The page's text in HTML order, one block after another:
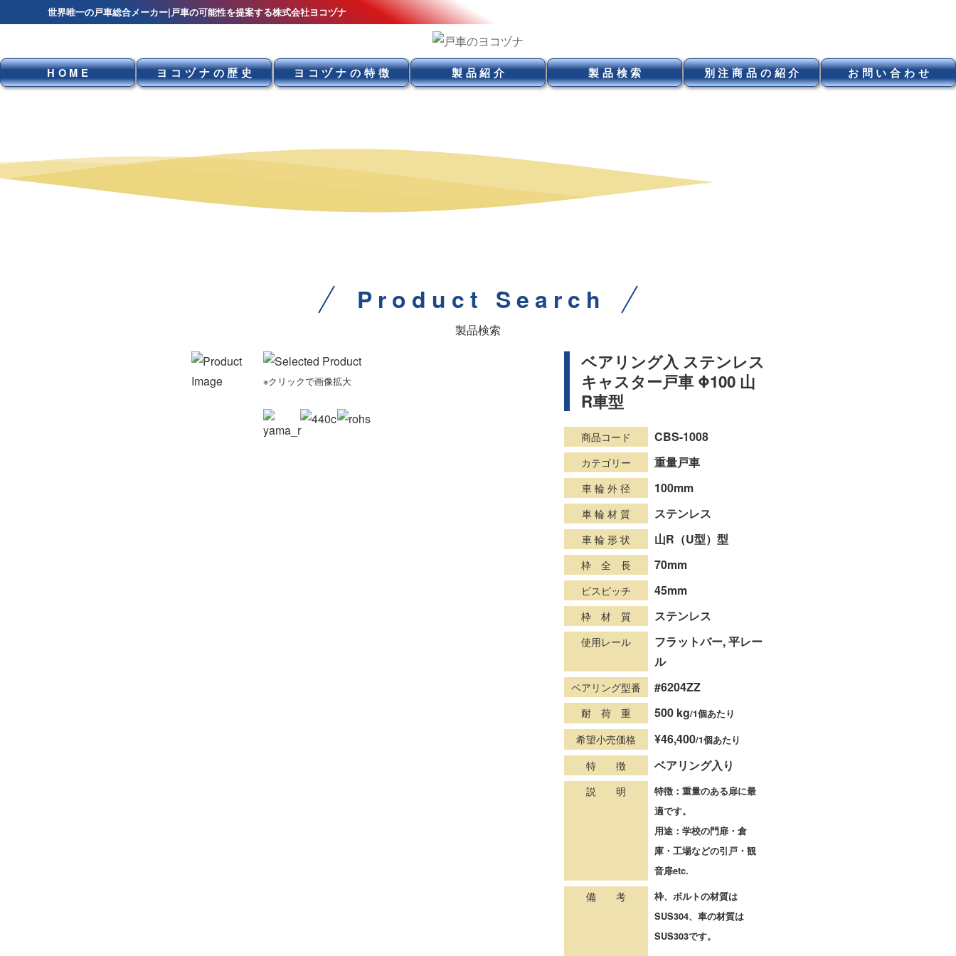
世界唯一の戸車総合メーカー|戸車の可能性を提案する株式会社ヨコヅナ
HOME ヨコヅナの歴史 ヨコヅナの特徴 製品紹介 製品検索 別注商品の紹介 お問い合わせ
Product Search
製品検索
※クリックで画像拡大
ベアリング入 ステンレス
キャスター戸車 Φ100 山
R車型
商品コード CBS-1008
カテゴリー 重量戸車
車 輪 外 径 100mm
車 輪 材 質 ステンレス
車 輪 形 状 山R（U型）型
枠 全 長 70mm
ビスピッチ 45mm
枠 材 質 ステンレス
使用レール
フラットバー, 平レー
ル
ベアリング型番 #6204ZZ
耐 荷 重 500 kg/1個あたり
希望小売価格 ¥46,400/1個あたり
特 徴 ベアリング入り
説 明
特徴：重量のある扉に最
適です。
用途：学校の門扉・倉
庫・工場などの引戸・観
音扉etc.
備 考
枠、ボルトの材質は
SUS304、車の材質は
SUS303です。